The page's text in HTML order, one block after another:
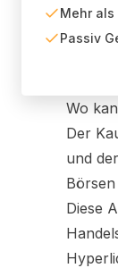
Mehr
Passiv
Wo
Der
und
Diese